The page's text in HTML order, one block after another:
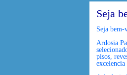
Seja
Seja bem-
Ardosia
pisos,